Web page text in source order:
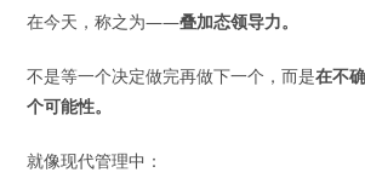
在今天，称之为——叠加态领导力。
不是等一个决定做完再做下一个，而是在不
个可能性。
就像现代管理中：